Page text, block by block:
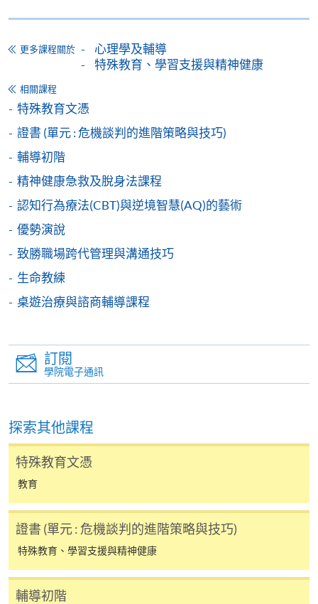
網上報名服務
香港大學專業進修學院提供24小時網上報名及繳費服
務，申請人可通過網上申請個別學歷頒授課程和報讀
大部份公開招生的課程(以先到先得形式報名的課程)。
申請人可在網上使用「繳費靈」(PPS) (不適用於手
讀學歷頒授課程設有網上服務，在學學員亦可以「微
信支付」(Online WeChat Pay) 、「支付寶」(Online
Alipay) 或 「轉數快」(FPS) 繳付學費。
報讀新課程
填寫網上報名表格
申請人可按該課程網頁的右上角的
某些課程須甄選入學，並要求申請人上載課程網頁
中指定所須文件(如學歷證明)。系統只支援doc,
繳交所需費用
申請人可使用以下方式繳交報名費或課程費用:
繳費靈網上服務- 申請人須先開立繳費靈戶口及設
碼，請瀏覽繳費靈網址http://www.ppshk.com
*信用咭網上繳費服務- 申請人可以 VISA 或
Mastercard（包括「香港大學專業進修學院
更多課程關於
心理學及輔導
特殊教育、學習支援與精神健康
相關課程
特殊教育文憑
證書 (單元 : 危機談判的進階策略與技巧)
輔導初階
精神健康急救及脫身法課程
認知行為療法(CBT)與逆境智慧(AQ)的藝術
優勢演說
致勝職場跨代管理與溝通技巧
生命教練
桌遊治療與諮商輔導課程
訂閱
學院電子通訊
探索其他課程
特殊教育文憑
教育
證書 (單元 : 危機談判的進階策略與技巧)
特殊教育、學習支援與精神健康
輔導初階